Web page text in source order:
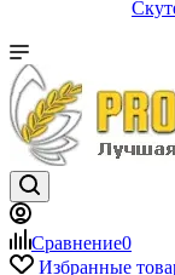
Сравнение0
Избранные